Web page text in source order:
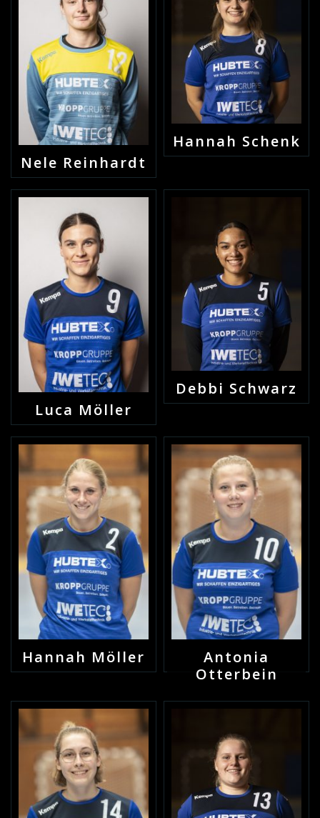
Nele Reinhardt
Hannah Schenk
Luca Möller
Debbi Schwarz
Hannah Möller
Antonia
Otterbein